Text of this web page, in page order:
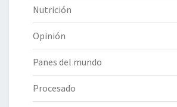
Nutrición
Opinión
Panes del mundo
Procesado